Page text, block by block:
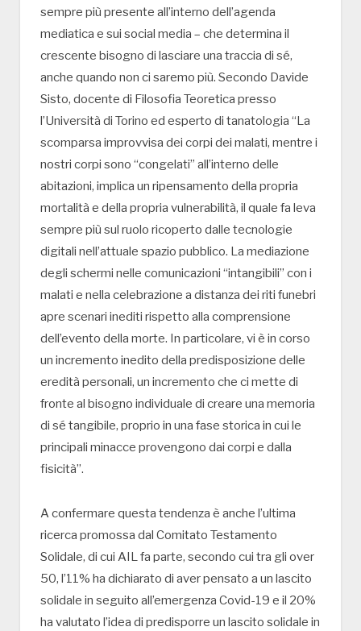
sempre più presente all’interno dell’agenda
mediatica e sui social media – che determina il
crescente bisogno di lasciare una traccia di sé,
anche quando non ci saremo più. Secondo Davide
Sisto, docente di Filosofia Teoretica presso
l’Università di Torino ed esperto di tanatologia “La
scomparsa improvvisa dei corpi dei malati, mentre i
nostri corpi sono “congelati” all’interno delle
abitazioni, implica un ripensamento della propria
mortalità e della propria vulnerabilità, il quale fa leva
sempre più sul ruolo ricoperto dalle tecnologie
digitali nell’attuale spazio pubblico. La mediazione
degli schermi nelle comunicazioni “intangibili” con i
malati e nella celebrazione a distanza dei riti funebri
apre scenari inediti rispetto alla comprensione
dell’evento della morte. In particolare, vi è in corso
un incremento inedito della predisposizione delle
eredità personali, un incremento che ci mette di
fronte al bisogno individuale di creare una memoria
di sé tangibile, proprio in una fase storica in cui le
principali minacce provengono dai corpi e dalla
fisicità”.
A confermare questa tendenza è anche l’ultima
ricerca promossa dal Comitato Testamento
Solidale, di cui AIL fa parte, secondo cui tra gli over
50, l’11% ha dichiarato di aver pensato a un lascito
solidale in seguito all’emergenza Covid-19 e il 20%
ha valutato l’idea di predisporre un lascito solidale in